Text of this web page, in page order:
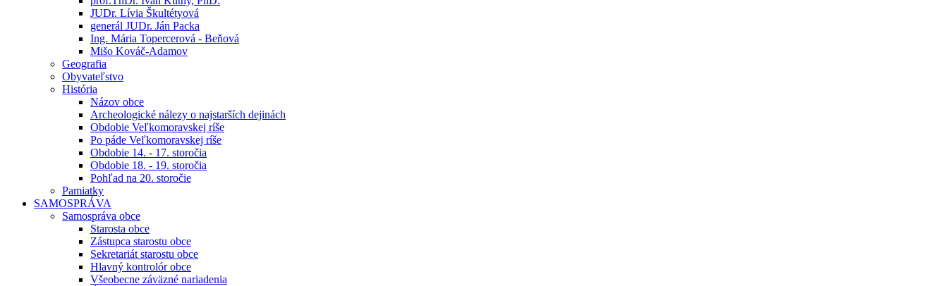
JUDr. Lívia Škultétyová
generál JUDr. Ján Packa
Ing. Mária Topercerová - Beňová
Mišo Kováč-Adamov
Geografia
Obyvateľstvo
História
Názov obce
Archeologické nálezy o najstarších dejinách
Obdobie Veľkomoravskej ríše
Po páde Veľkomoravskej ríše
Obdobie 14. - 17. storočia
Obdobie 18. - 19. storočia
Pohľad na 20. storočie
Pamiatky
SAMOSPRÁVA
Samospráva obce
Starosta obce
Zástupca starostu obce
Sekretariát starostu obce
Hlavný kontrolór obce
Všeobecne záväzné nariadenia